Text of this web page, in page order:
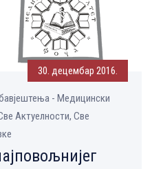
30. децембар 2016.
- Медицински
Aктуелности, Све